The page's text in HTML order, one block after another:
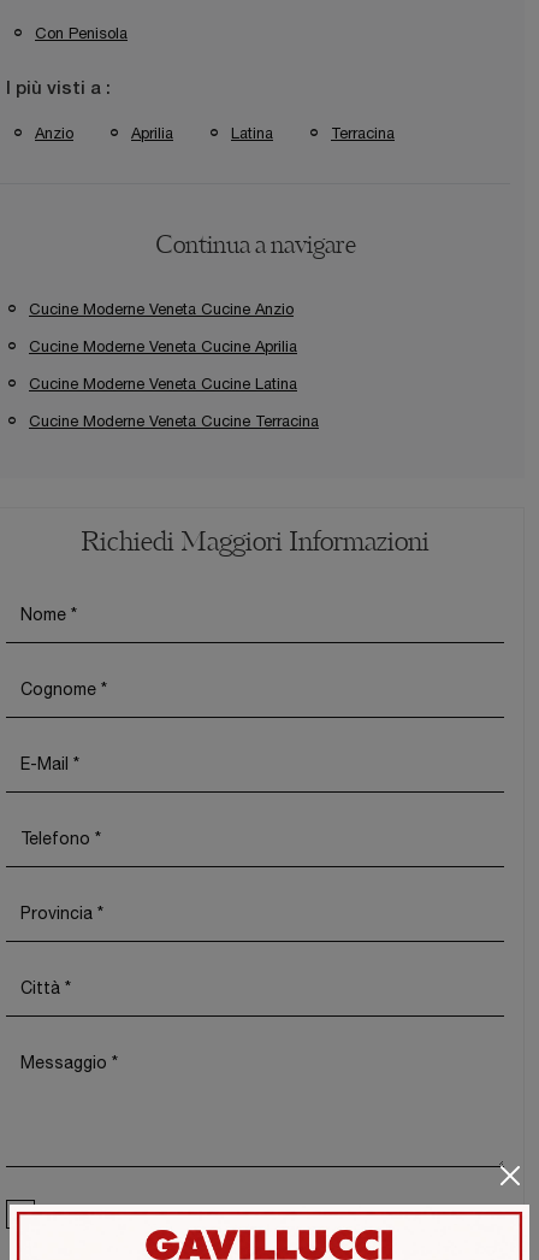
Con Penisola
I più visti a :
Anzio Aprilia Latina Terracina
Continua a navigare
Cucine Moderne Veneta Cucine Anzio
Cucine Moderne Veneta Cucine Aprilia
Cucine Moderne Veneta Cucine Latina
Cucine Moderne Veneta Cucine Terracina
Richiedi Maggiori Informazioni
Ho preso visione dellaPrivacy Policy